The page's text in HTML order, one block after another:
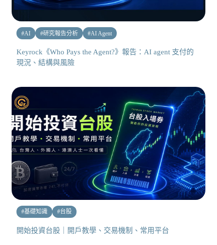
#AI #研究報告分析 #AI Agent
Keyrock《Who Pays the Agent?》報告：AI agent 支付的
現況、結構與風險
#基礎知識 #台股
開始投資台股｜開戶教學、交易機制、常用平台